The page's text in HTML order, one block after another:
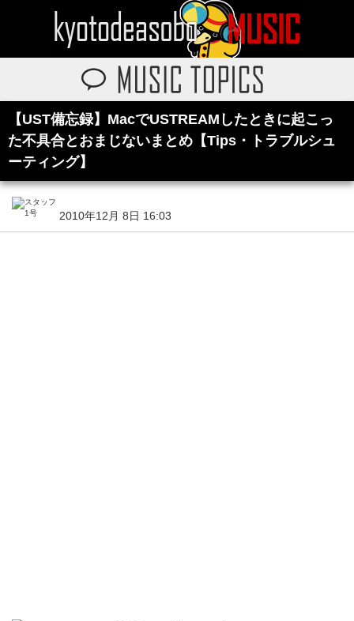
【UST備忘録】MacでUSTREAMしたときに起こっ
た不具合とおまじないまとめ【Tips・トラブルシュ
ーティング】
2010年12月 8日 16:03